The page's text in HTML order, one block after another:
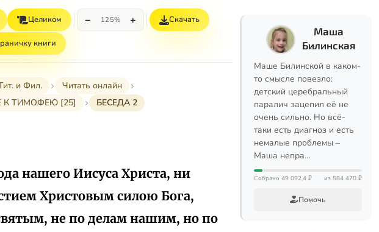
Целиком − 125% + Скачать
книги
и Фил.
Читать онлайн
К ТИМОФЕЮ [25]
БЕСЕДА 2
нашего Иисуса Христа, ни
Христовым силою Бога,
не по делам нашим, но по
Маша
Билинская
Маше Билинской в каком-
то смысле повезло:
детский церебральный
паралич зацепил её не
очень сильно. Но всё-
таки есть диагноз и есть
немалые проблемы –
Маша непра…
Собрано 49 092,4 ₽ из 584 470 ₽
Помочь